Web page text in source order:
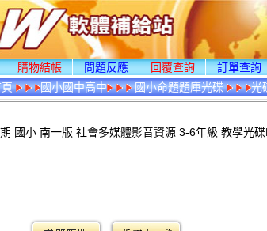
購物結帳 問題反應 回覆查詢 訂單查詢
國小國中高中 國小命題題庫光碟 光
國小 南一版 社會多媒體影音資源 3-6年級 教學光碟